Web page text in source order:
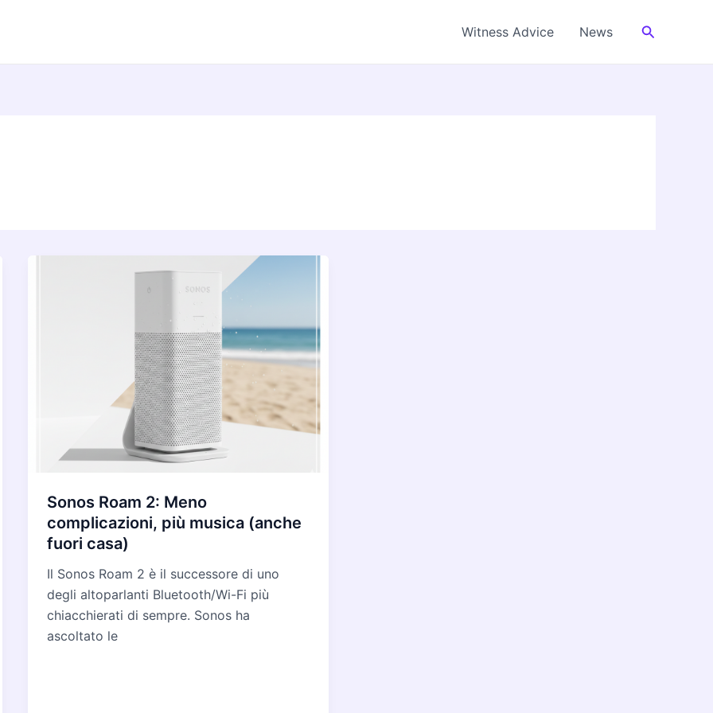
Witness Advice News Cerca
Sonos Roam 2: Meno
complicazioni, più musica (anche
fuori casa)
Il Sonos Roam 2 è il successore di uno
degli altoparlanti Bluetooth/Wi-Fi più
chiacchierati di sempre. Sonos ha
ascoltato le